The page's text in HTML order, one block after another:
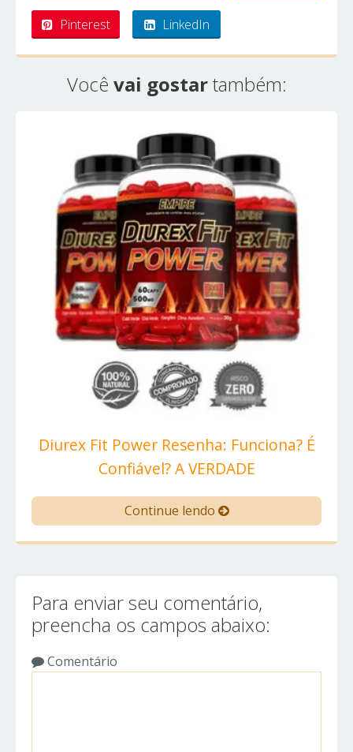
Pinterest LinkedIn
Você vai gostartambém:
Diurex Fit Power Resenha: Funciona? É
Confiável? A VERDADE
Continue lendo
Para enviar seu comentário,
preencha os campos abaixo:
Comentário